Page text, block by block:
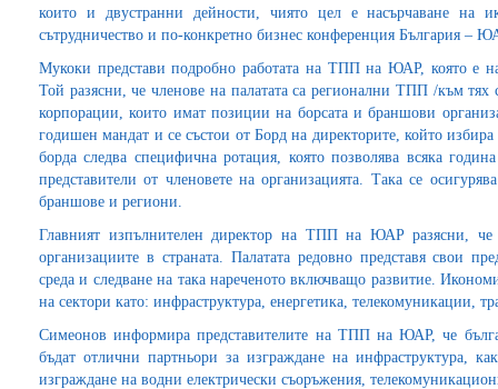
които и двустранни дейности, чиято цел е насърчаване на
сътрудничество и по-конкретно бизнес конференция България –
Мукоки представи подробно работата на ТПП на ЮАР, която е
Той разясни, че членове на палатата са регионални ТПП /към
корпорации, които имат позиции на борсата и браншови
годишен мандат и се състои от Борд на директорите, който
борда следва специфична ротация, която позволява всяка
представители от членовете на организацията. Така се
браншове и региони.
Главният изпълнителен директор на ТПП на ЮАР разясни, че
организациите в страната. Палатата редовно представя свои
среда и следване на така нареченото включващо развитие.
на сектори като: инфраструктура, енергетика, телекомуникации,
Симеонов информира представителите на ТПП на ЮАР, че
бъдат отлични партньори за изграждане на инфраструктура,
изграждане на водни електрически съоръжения,